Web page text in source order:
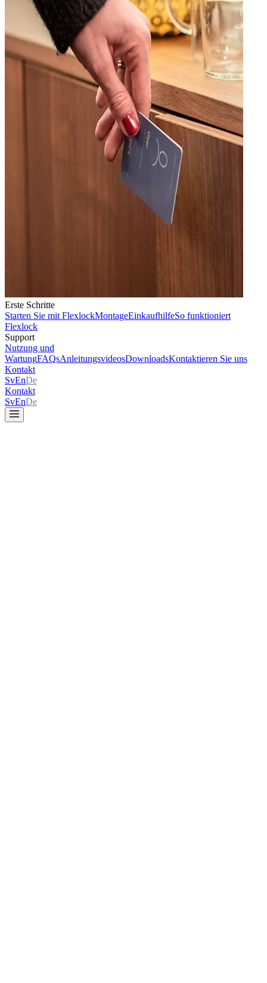
Erste Schritte
Starten Sie mit FlexlockMontageEinkaufhilfeSo funktioniert
Flexlock
Support
Nutzung und
WartungFAQsAnleitungsvideosDownloadsKontaktieren Sie uns
Kontakt
SvEnDe
Kontakt
SvEnDe